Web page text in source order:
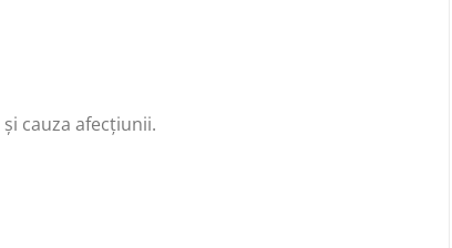
cauza afecțiunii.